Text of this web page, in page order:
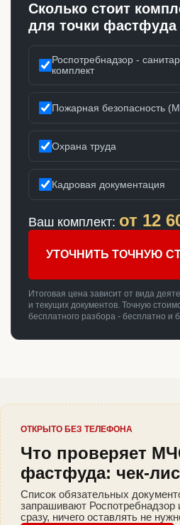
Сколько стоит
для точки фастфуда
Роспотребнадзор -
комплект
Пожарная безопасность
Охрана труда
Кадровая документация
Ваш комплект: от 12
УТОЧНИТЬ ТОЧНУЮ
Итоговая цена зависит от вида
и текущих документов. Точную
бесплатного разбора - бесплатно и
ОТКРЫТО БЕЗ ТЕЛЕФОНА
Что проверяет
фастфуда: чек-
Список обязательных
запрашивают
сразу, ничего оставлять не